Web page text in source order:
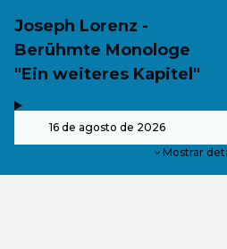
Joseph Lorenz -
Berühmte Monologe
"Ein weiteres Kapitel"
16 de agosto de 2026
Mostrar